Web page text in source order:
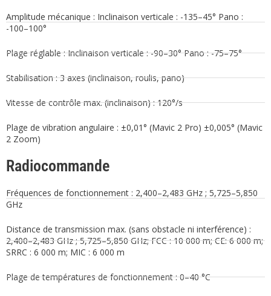
Amplitude mécanique : Inclinaison verticale : -135–45° Pano :
-100–100°
Plage réglable : Inclinaison verticale : -90–30° Pano : -75–75°
Stabilisation : 3 axes (inclinaison, roulis, pano)
Vitesse de contrôle max. (inclinaison) : 120°/s
Plage de vibration angulaire : ±0,01° (Mavic 2 Pro) ±0,005° (Mavic
2 Zoom)
Radiocommande
Fréquences de fonctionnement : 2,400–2,483 GHz ; 5,725–5,850
GHz
Distance de transmission max. (sans obstacle ni interférence) :
2,400–2,483 GHz ; 5,725–5,850 GHz; FCC : 10 000 m; CE: 6 000 m;
SRRC : 6 000 m; MIC : 6 000 m
Plage de températures de fonctionnement : 0–40 °C